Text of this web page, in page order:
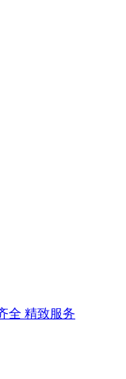
全 精致服务